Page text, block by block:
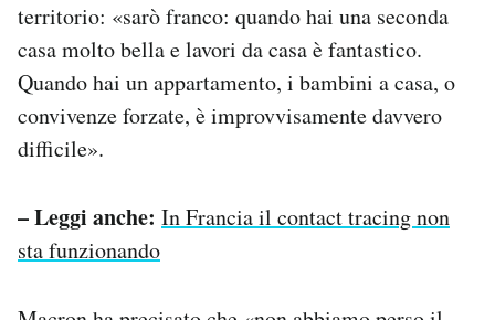
territorio: «sarò franco: quando hai una seconda
casa molto bella e lavori da casa è fantastico.
Quando hai un appartamento, i bambini a casa, o
convivenze forzate, è improvvisamente davvero
difficile».
– Leggi anche: In Francia il contact tracing non
sta funzionando